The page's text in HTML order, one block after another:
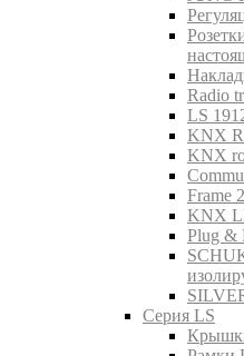
Radio
LS
KNX
KNX
Frame
KNX
Plug &
Серия LS